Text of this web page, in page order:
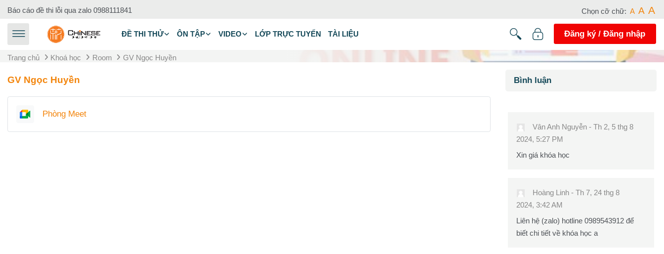
Chuyển tới nội dung chính
Báo cáo đề thi lỗi qua zalo 0988111841 Chọn cỡ chữ: A A A
ĐỀ THI THỬ ÔN TẬP VIDEO LỚP TRỰC TUYẾN TÀI LIỆU Đăng ký / Đăng nhập
Trang chủ Khoá học Room GV Ngọc Huyền
Tổng quan các chủ đề
GV Ngọc Huyền
Phòng MeetGoogle Meet™ for Moodle
Các khối
Bỏ qua Bình luận
Bình luận
Vân Anh Nguyễn- Th 2, 5 thg 8
2024, 5:27 PM
Xin giá khóa học
Hoàng Linh- Th 7, 24 thg 8
2024, 3:42 AM
Liên hệ (zalo) hotline 0989543912 để
biết chi tiết về khóa học a